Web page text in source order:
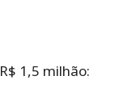
1,5 milhão: